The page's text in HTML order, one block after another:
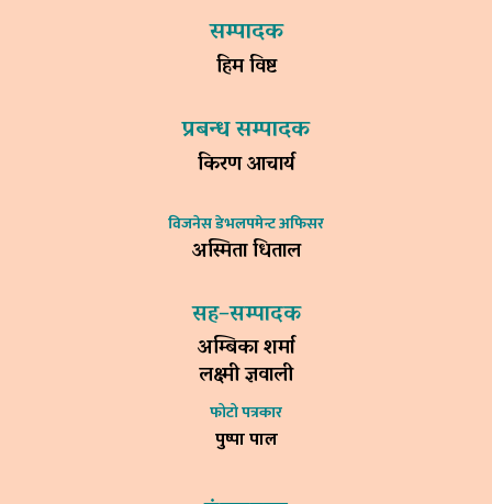
सम्पादक
हिम विष्ट
प्रबन्ध सम्पादक
किरण आचार्य
विजनेस डेभलपमेन्ट अफिसर
अस्मिता धिताल
सह–सम्पादक
अम्बिका शर्मा
लक्ष्मी ज्ञवाली
फोटो पत्रकार
पुष्पा पाल